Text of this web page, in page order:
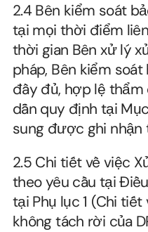
2.4 Bên kiểm soát
tại mọi thời điểm
thời gian Bên xử lý
pháp, Bên kiểm
đầy đủ, hợp lệ
dẫn quy định tại
sung được ghi nhận
2.5 Chi tiết về việc
theo yêu cầu tại
tại Phụ lục 1 (Chi
không tách rời của